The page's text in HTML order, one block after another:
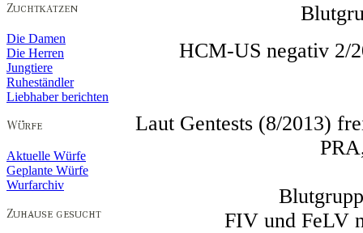
Die Damen
Die Herren
Jungtiere
Ruheständler
Liebhaber berichten
Aktuelle Würfe
Geplante Würfe
Wurfarchiv
HCM-US negativ 2/
Laut Gentests (8/2013)
FIV und FeLV